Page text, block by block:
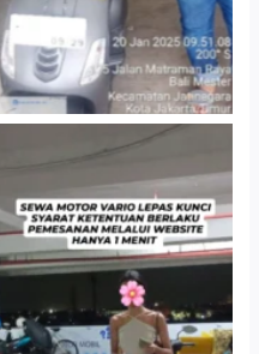
Cityplaza Jatinegara
Gedung Parkir P6ASewa
Motor Medan Sunggal No